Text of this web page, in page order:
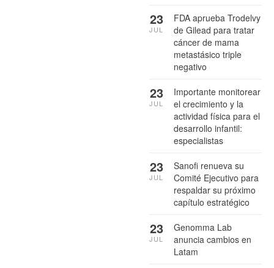
FDA aprueba Trodelvy
de Gilead para tratar
cáncer de mama
metastásico triple
negativo
23
JUL
Importante monitorear
el crecimiento y la
actividad física para el
desarrollo infantil:
especialistas
23
JUL
Sanofi renueva su
Comité Ejecutivo para
respaldar su próximo
capítulo estratégico
23
JUL
Genomma Lab
anuncia cambios en
Latam
23
JUL